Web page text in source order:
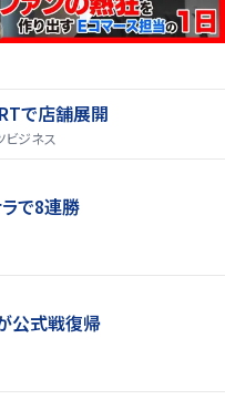
で店舗展開
ビジネス
ラで8連勝
公式戦復帰